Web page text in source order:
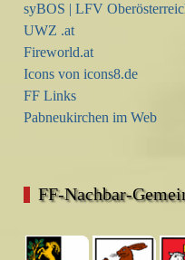
syBOS | LFV
UWZ .at
Fireworld.at
Icons von icons8.de
FF Links
Pabneukirchen im Web
FF-Nachbar-